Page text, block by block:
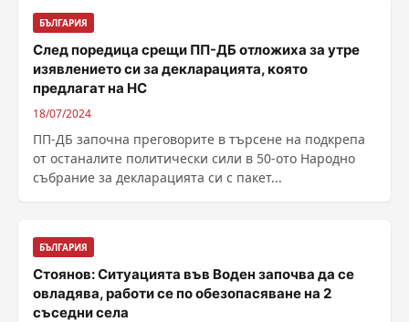
БЪЛГАРИЯ
След поредица срещи ПП-ДБ отложиха за утре
изявлението си за декларацията, която
предлагат на НС
18/07/2024
ПП-ДБ започна преговорите в търсене на подкрепа
от останалите политически сили в 50-ото Народно
събрание за декларацията си с пакет...
БЪЛГАРИЯ
Стоянов: Ситуацията във Воден започва да се
овладява, работи се по обезопасяване на 2
съседни села